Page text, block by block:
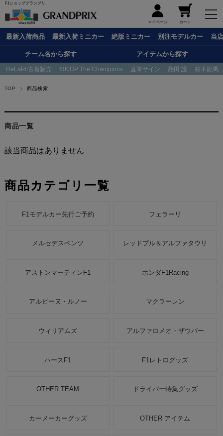
F1ショップグランプリ
マイページ カート
最新入荷商品 最新入荷ミニカー 絶版ミニカー 別注モデルカー 当
チーム名から探す アイテムから探す
ReLaPit古着販売 600GP The Champions 直筆サイン 熱田 護 柏木龍馬
TOP 商品検索
商品一覧
該当商品はありません
商品カテゴリ一覧
F1モデルカー先行ご予約 フェラーリ
メルセデスベンツ レッドブル＆アルファタウリ
アストンマーティンF1 ホンダF1Racing
アルピーヌ・ルノー マクラーレン
ウィリアムズ アルファロメオ・ザウバー
ハースF1 F1レトログッズ
OTHER TEAM ドライバー特集グッズ
カーメーカーグッズ OTHER アイテム